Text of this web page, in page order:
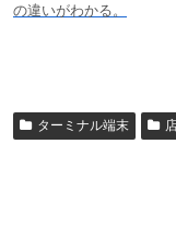
の違いがわかる。
ターミナル端末